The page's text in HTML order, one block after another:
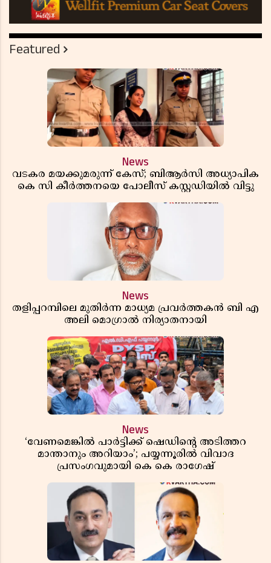
Featured
News
വടകര മയക്കുമരുന്ന് കേസ്; ബിആർസി അധ്യാപിക
കെ സി കീർത്തനയെ പോലീസ് കസ്റ്റഡിയിൽ വിട്ടു
News
തളിപ്പറമ്പിലെ മുതിർന്ന മാധ്യമ പ്രവർത്തകൻ ബി എ
അലി മൊഗ്രാൽ നിര്യാതനായി
News
‘വേണമെങ്കിൽ പാർട്ടിക്ക് ഷെഡിൻ്റെ അടിത്തറ
മാന്താനും അറിയാം’; പയ്യന്നൂരിൽ വിവാദ
പ്രസംഗവുമായി കെ കെ രാഗേഷ്